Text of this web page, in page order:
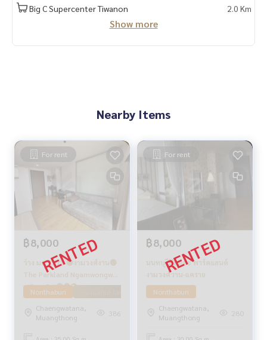
Big C Supercenter Tiwanon 2.0 Km
Show more
Nearby Items
For rent
฿8,000
ว่าง มค 2571 🟢งามวงศ์งาน🟢
The Parkland Ngamwongwan
- Khae Rai🔴🟢🟡
Nonthaburi
Chaengwatana,
Muangthong
386
For rent
฿8,000
นนทบุรี💥เดอะ พาร์คแลนด์
งามวงศ์วาน-แคราย
Nonthaburi
Chaengwatana,
Muangthong
280